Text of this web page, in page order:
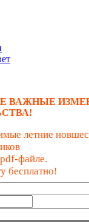
ВАЖНЫЕ
летние
файле.
бесплатно!